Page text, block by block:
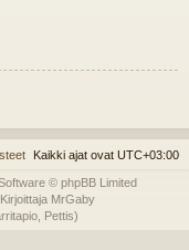
Kaikki ajat ovat UTC+03:00
© phpBB Limited
MrGaby
Pettis)